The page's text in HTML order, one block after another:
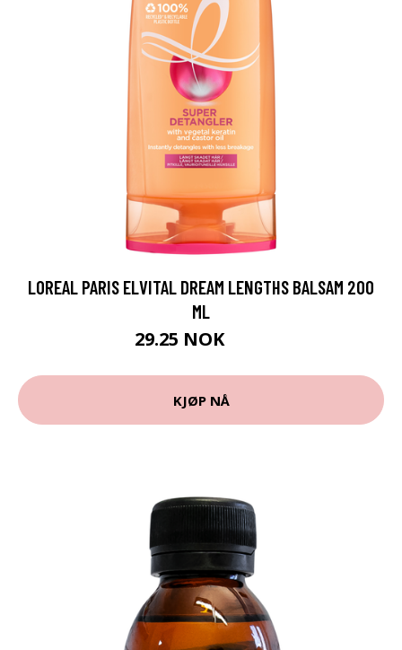
LOREAL PARIS ELVITAL DREAM LENGTHS BALSAM 200
ML
29.25 NOK
KJØP NÅ